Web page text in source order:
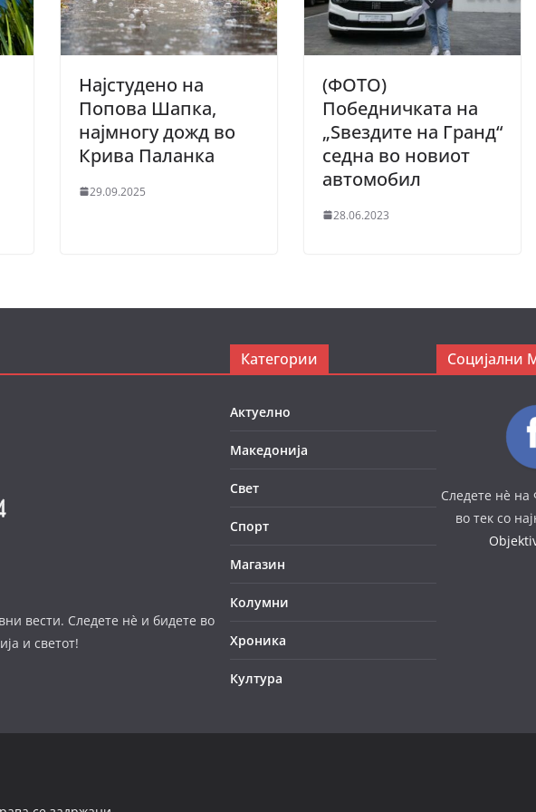
Најстудено на
Попова Шапка,
најмногу дожд во
Крива Паланка
29.09.2025
(ФОТО)
Победничката на
„Ѕвездите на Гранд“
седна во новиот
автомобил
28.06.2023
вести. Следете нè и бидете во
и светот!
Категории
Актуелно
Македонија
Свет
Спорт
Магазин
Колумни
Хроника
Култура
Социјални
Следете нè на
во тек со